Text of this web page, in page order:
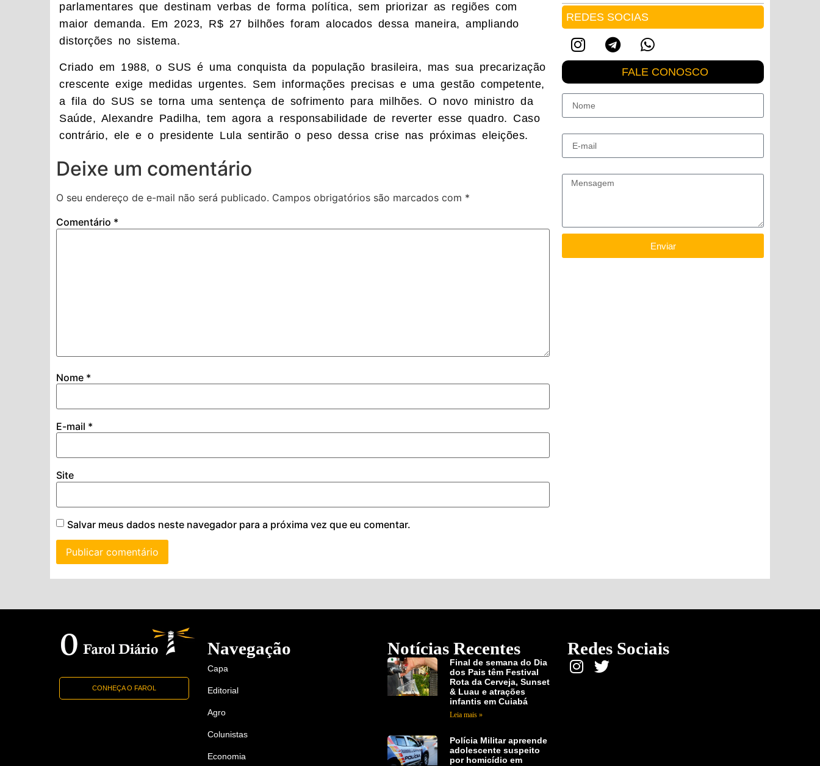
parlamentares que destinam verbas de forma política, sem priorizar as regiões com
maior demanda. Em 2023, R$ 27 bilhões foram alocados dessa maneira, ampliando
distorções no sistema.
Criado em 1988, o SUS é uma conquista da população brasileira, mas sua precarização
crescente exige medidas urgentes. Sem informações precisas e uma gestão competente,
a fila do SUS se torna uma sentença de sofrimento para milhões. O novo ministro da
Saúde, Alexandre Padilha, tem agora a responsabilidade de reverter esse quadro. Caso
contrário, ele e o presidente Lula sentirão o peso dessa crise nas próximas eleições.
Deixe um comentário
O seu endereço de e-mail não será publicado. Campos obrigatórios são marcados com *
Comentário *
Nome *
E-mail *
Site
Salvar meus dados neste navegador para a próxima vez que eu comentar.
REDES SOCIAS
FALE CONOSCO
Enviar
CONHEÇA O FAROL
Navegação
Capa
Editorial
Agro
Colunistas
Economia
Notícias Recentes
Final de semana do Dia
dos Pais têm Festival
Rota da Cerveja, Sunset
& Luau e atrações
infantis em Cuiabá
Leia mais »
Polícia Militar apreende
adolescente suspeito
por homicídio em
Redes Sociais